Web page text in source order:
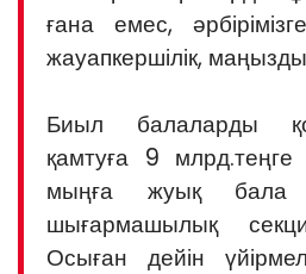
ғана емес,
жауапкершілік,
Биыл балаларды
қамтуға 9
мыңға жуық бала
шығармашылық
Осыған дейін